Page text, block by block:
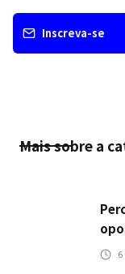
Inscreva-se
Mais sobre a
6